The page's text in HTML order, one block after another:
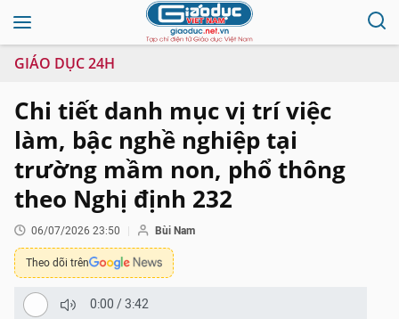
GIÁO DỤC 24H
Chi tiết danh mục vị trí việc
làm, bậc nghề nghiệp tại
trường mầm non, phổ thông
theo Nghị định 232
06/07/2026 23:50 Bùi Nam
Theo dõi trên
0:00 /3:42